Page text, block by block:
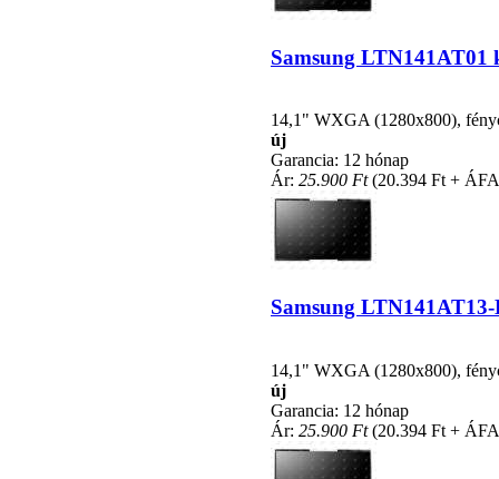
Samsung
14,1" WXGA (1280x800),
új
Garancia: 12 hónap
Ár: 25.900 Ft(20.394 Ft +
Samsung
14,1" WXGA (1280x800),
új
Garancia: 12 hónap
Ár: 25.900 Ft(20.394 Ft +